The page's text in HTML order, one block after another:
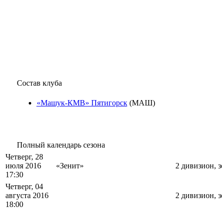
Состав клуба
«Машук-КМВ» Пятигорск(МАШ)
Полный календарь сезона
Четверг, 28
июля 2016
17:30
«Зенит» 2 дивизион,
Четверг, 04
августа 2016
18:00
2 дивизион,